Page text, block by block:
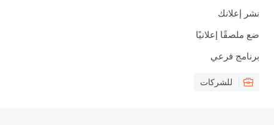
نشر إعلانك
ضع ملصقًا إعلانيًا
برنامج فرعي
للشركات